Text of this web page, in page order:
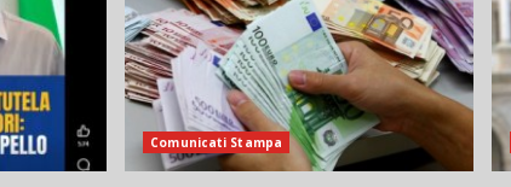
Comunicati Stampa